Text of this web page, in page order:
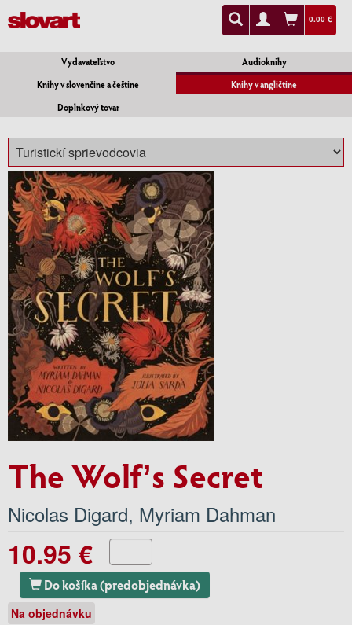
0.00 €
Vydavateľstvo
Audioknihy
Knihy v slovenčine a češtine
Knihy v angličtine
Doplnkový tovar
The Wolf’s Secret
Nicolas Digard, Myriam Dahman
10.95 €
Do košíka (predobjednávka)
Na objednávku